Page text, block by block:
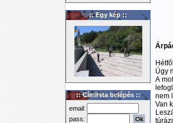
:: Egy kép ::
:: Címlista belépés ::
email:
pass:
Úgy
A
nem
Van